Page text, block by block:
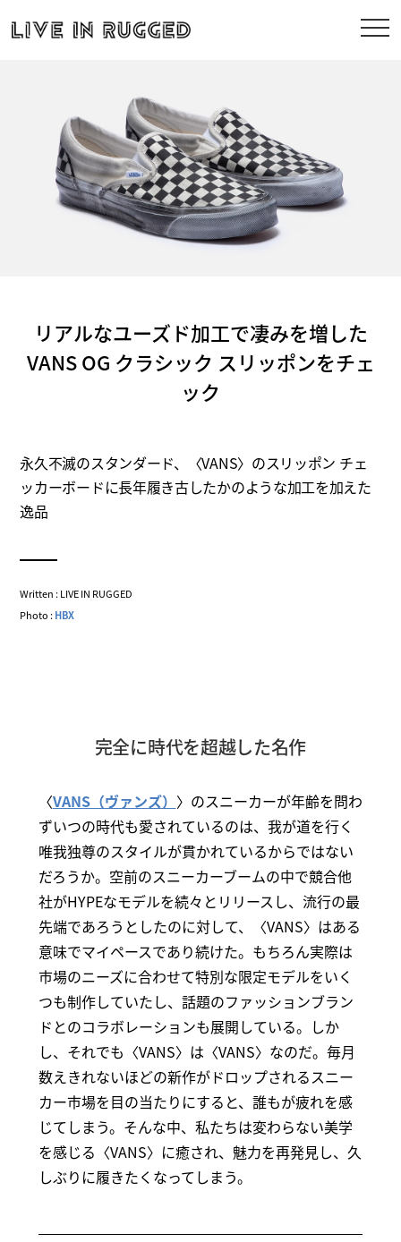
リアルなユーズド加工で凄みを増した
VANS OG クラシック スリッポンをチェ
ック
永久不滅のスタンダード、〈VANS〉のスリッポン チェ
ッカーボードに長年履き古したかのような加工を加えた
逸品
Written : LIVE IN RUGGED
Photo :HBX
完全に時代を超越した名作
〈VANS（ヴァンズ） 〉のスニーカーが年齢を問わ
ずいつの時代も愛されているのは、我が道を行く
唯我独尊のスタイルが貫かれているからではない
だろうか。空前のスニーカーブームの中で競合他
社がHYPEなモデルを続々とリリースし、流行の最
先端であろうとしたのに対して、〈VANS〉はある
意味でマイペースであり続けた。もちろん実際は
市場のニーズに合わせて特別な限定モデルをいく
つも制作していたし、話題のファッションブラン
ドとのコラボレーションも展開している。しか
し、それでも〈VANS〉は〈VANS〉なのだ。毎月
数えきれないほどの新作がドロップされるスニー
カー市場を目の当たりにすると、誰もが疲れを感
じてしまう。そんな中、私たちは変わらない美学
を感じる〈VANS〉に癒され、魅力を再発見し、久
しぶりに履きたくなってしまう。